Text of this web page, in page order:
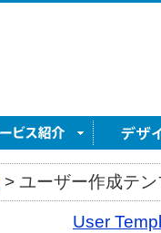
> ユーザー作成テ
User